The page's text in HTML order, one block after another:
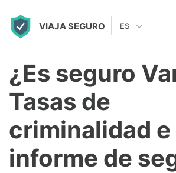
VIAJA SEGURO ES
¿Es seguro
Tasas de
criminalidad e
informe de